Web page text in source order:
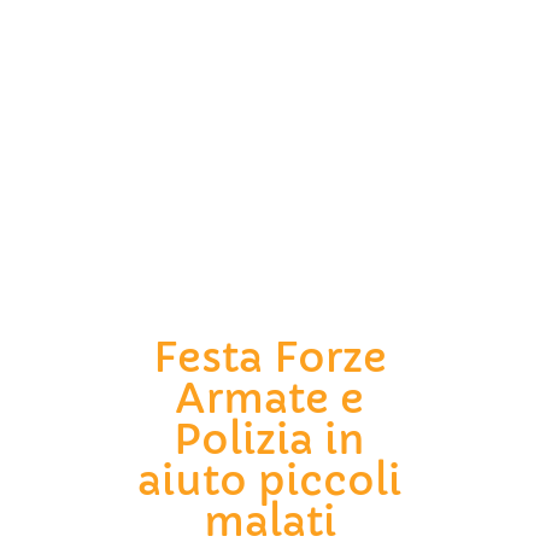
Festa Forze
Armate e
Polizia in
aiuto piccoli
malati